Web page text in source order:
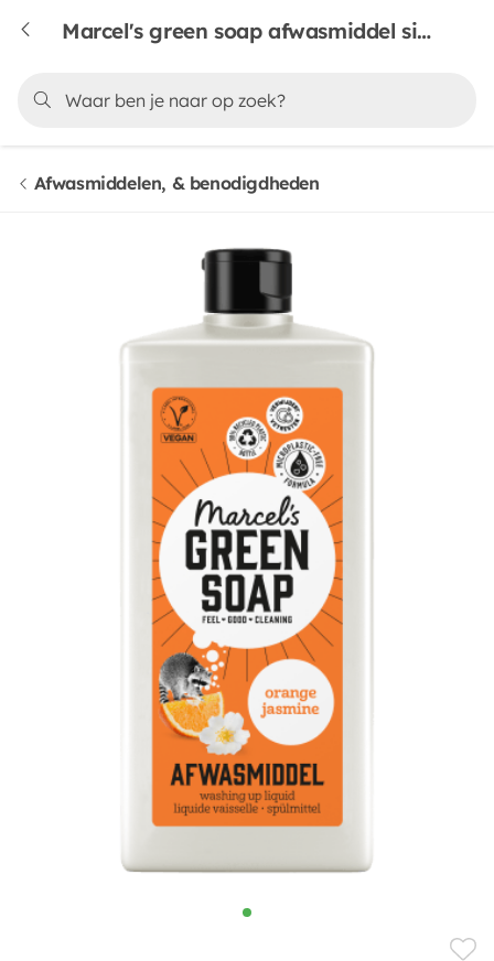
Marcel's green soap afwasmiddel sinaasappel & jasmijn
Afwasmiddelen, & benodigdheden